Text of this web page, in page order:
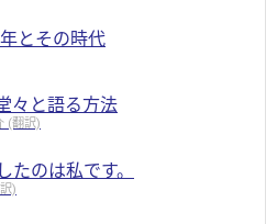
とその時代
々と語る方法
(翻訳)
のは私です。
)